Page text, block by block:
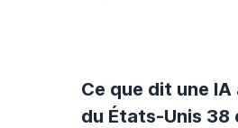
Ce que dit une IA
du États-Unis 38